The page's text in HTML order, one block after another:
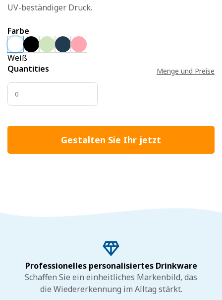
UV-beständiger Druck.
Farbe
Weiß
Quantities
Menge und Preise
Gestalten Sie Ihr jetzt
Professionelles personalisiertes Drinkware
Schaffen Sie ein einheitliches Markenbild, das
die Wiedererkennung im Alltag stärkt.